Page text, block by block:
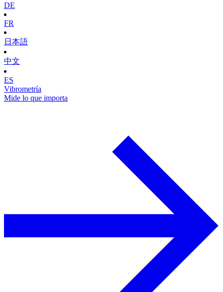
DE
FR
日本語
中文
ES
Vibrometría
Mide lo que importa